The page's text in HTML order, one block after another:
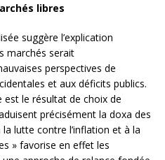
libres
suggère l’explication
marchés serait
perspectives de
et aux déficits publics.
est le résultat de choix de
précisément la doxa des
lutte contre l’inflation et à la
» favorise en effet les